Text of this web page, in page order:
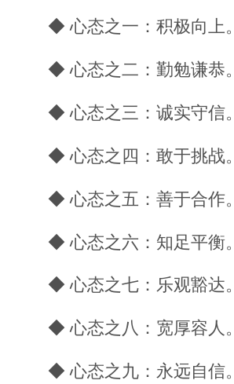
◆ 心态之一：积极向上。
◆ 心态之二：勤勉谦恭。
◆ 心态之三：诚实守信。
◆ 心态之四：敢于挑战。
◆ 心态之五：善于合作。
◆ 心态之六：知足平衡。
◆ 心态之七：乐观豁达。
◆ 心态之八：宽厚容人。
◆ 心态之九：永远自信。